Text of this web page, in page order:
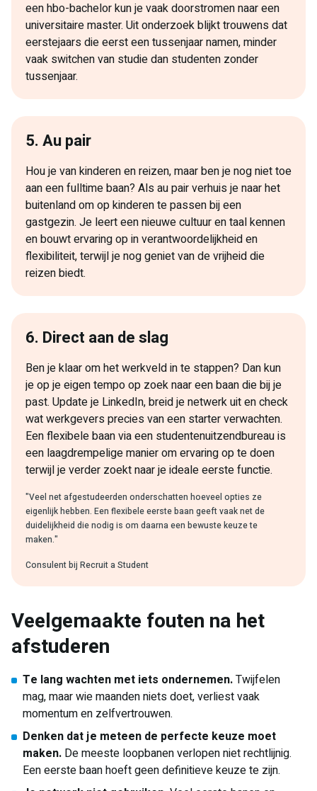
een hbo-bachelor kun je vaak doorstromen naar een
universitaire master. Uit onderzoek blijkt trouwens dat
eerstejaars die eerst een tussenjaar namen, minder
vaak switchen van studie dan studenten zonder
tussenjaar.
5. Au pair
Hou je van kinderen en reizen, maar ben je nog niet toe
aan een fulltime baan? Als au pair verhuis je naar het
buitenland om op kinderen te passen bij een
gastgezin. Je leert een nieuwe cultuur en taal kennen
en bouwt ervaring op in verantwoordelijkheid en
flexibiliteit, terwijl je nog geniet van de vrijheid die
reizen biedt.
6. Direct aan de slag
Ben je klaar om het werkveld in te stappen? Dan kun
je op je eigen tempo op zoek naar een baan die bij je
past. Update je LinkedIn, breid je netwerk uit en check
wat werkgevers precies van een starter verwachten.
Een flexibele baan via een studentenuitzendbureau is
een laagdrempelige manier om ervaring op te doen
terwijl je verder zoekt naar je ideale eerste functie.
"Veel net afgestudeerden onderschatten hoeveel opties ze
eigenlijk hebben. Een flexibele eerste baan geeft vaak net de
duidelijkheid die nodig is om daarna een bewuste keuze te
maken."
Consulent bij Recruit a Student
Veelgemaakte fouten na het
afstuderen
Te lang wachten met iets ondernemen.Twijfelen
mag, maar wie maanden niets doet, verliest vaak
momentum en zelfvertrouwen.
Denken dat je meteen de perfecte keuze moet
maken. De meeste loopbanen verlopen niet rechtlijnig.
Een eerste baan hoeft geen definitieve keuze te zijn.